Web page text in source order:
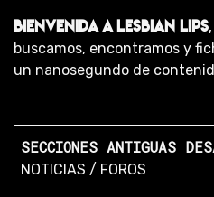
BIENVENIDA A LESBIAN LIPS
buscamos, encontramos y
un nanosegundo de
SECCIONES ANTIGUAS
NOTICIAS / FOROS